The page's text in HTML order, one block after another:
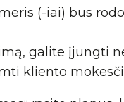
(-iai) bus
galite įjungti
kliento